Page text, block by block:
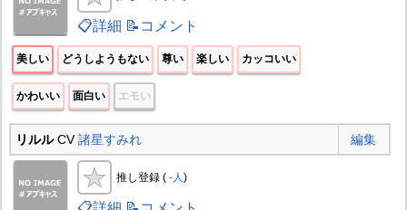
📋詳細 📝コメント
美しい どうしようもない 尊い 楽しい カッコいい
かわいい 面白い エモい
リルルCV諸星すみれ 編集
推し登録 ( -人)